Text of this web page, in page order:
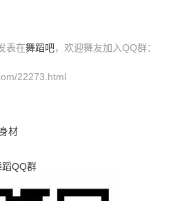
表在舞蹈吧，欢迎舞友加入QQ群：
22273.html
材
蹈QQ群